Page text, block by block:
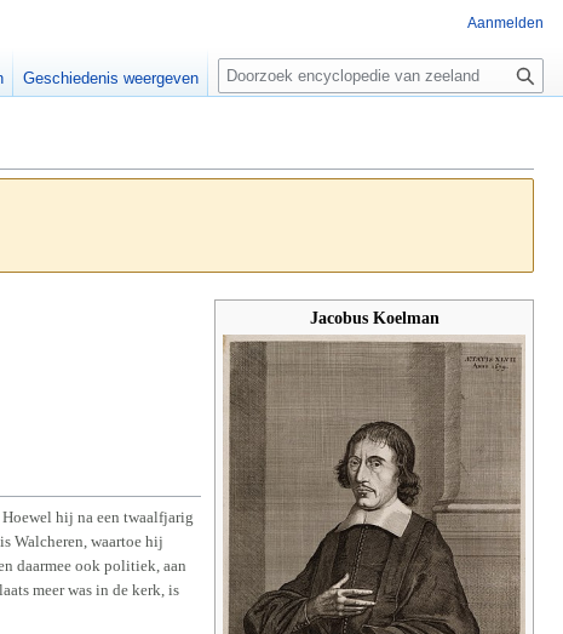
Jacobus Koelman
hij na een twaalfjarig
Walcheren, waartoe hij
daarmee ook politiek, aan
meer was in de kerk, is
Aanmelden
Geschiedenis weergeven
Z
e